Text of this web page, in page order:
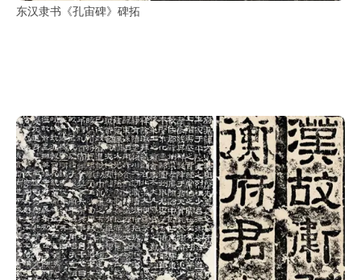
东汉隶书《孔宙碑》碑拓